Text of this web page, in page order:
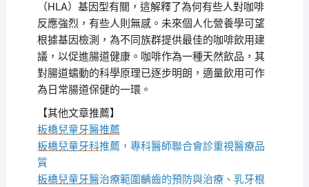
（HLA）基因型有關，這解釋了為何有些人對咖啡
反應強烈，有些人則無感。未來個人化營養學可望
根據基因檢測，為不同族群提供最佳的咖啡飲用建
議，以促進腸道健康。咖啡作為一種天然飲品，其
對腸道蠕動的科學原理已逐步明朗，適量飲用可作
為日常腸道保健的一環。
【其他文章推薦】
板橋兒童牙醫推薦
板橋兒童牙科推薦，專科醫師聯合會診重視醫療品
質
板橋兒童牙醫治療範圍齲齒的預防與治療、乳牙根